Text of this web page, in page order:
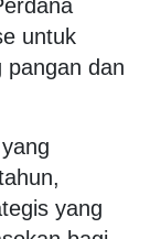
untuk
pangan dan
yang